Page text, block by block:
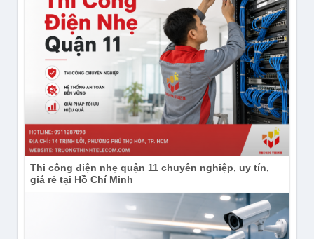
Thi công điện nhẹ quận 11 chuyên nghiệp, uy tín,
giá rẻ tại Hồ Chí Minh